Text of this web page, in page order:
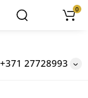
27728993
0